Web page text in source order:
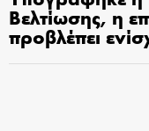
Βελτίωσης, η
προβλέπει